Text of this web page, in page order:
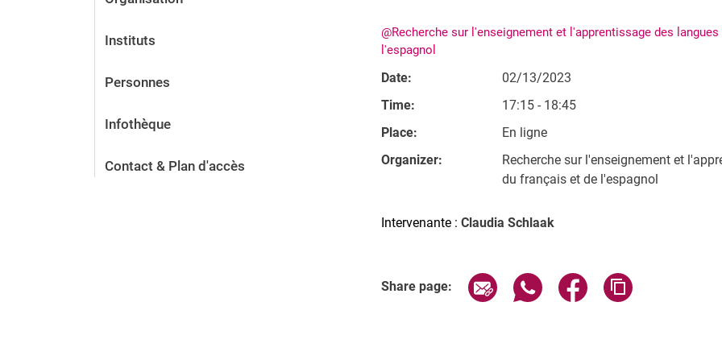
Instituts
Personnes
Infothèque
Contact & Plan d'accès
@Recherche sur l'enseignement et l'apprentissage des
l'espagnol
Date:
02/13/2023
Time:
17:15 - 18:45
Place:
En ligne
Organizer:
Recherche sur l'enseignement et
du français et de l'espagnol
Intervenante :Claudia Schlaak
Share page: Share page via email
Share page via WhatsApp
Share page via